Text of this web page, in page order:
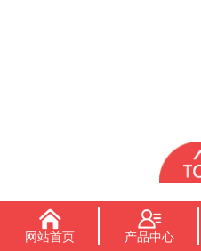
网站首页 产品中心